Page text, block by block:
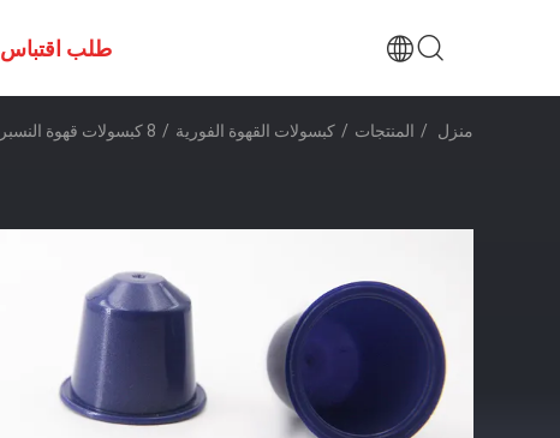
طلب اقتباس
منزل / المنتجات / كبسولات القهوة الفورية / 8 كبسولات قهوة النسبريسو الفورية مع ختم لون OEM